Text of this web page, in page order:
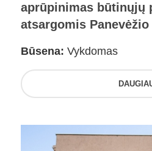
aprūpinimas būtinųjų
atsargomis
Būsena: Vykdomas